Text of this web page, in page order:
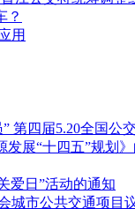
？
用
第四届5.20全国公
展“十四五”规划》
爱日”活动的通知
城市公共交通项目